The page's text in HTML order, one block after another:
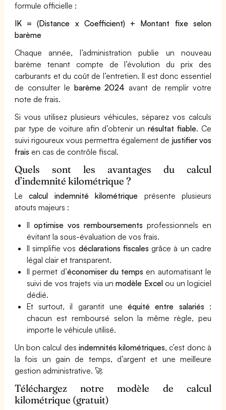
formule officielle :
IK = (Distance x Coefficient) + Montant fixe selon
barème
Chaque année, l’administration publie un nouveau
barème tenant compte de l’évolution du prix des
carburants et du coût de l’entretien. Il est donc essentiel
de consulter le barème 2024 avant de remplir votre
note de frais.
Si vous utilisez plusieurs véhicules, séparez vos calculs
par type de voiture afin d’obtenir unrésultat fiable. Ce
suivi rigoureux vous permettra également de justifier vos
frais en cas de contrôle fiscal.
Quels sont les avantages du calcul
d’indemnité kilométrique ?
Lecalcul indemnité kilométrique présente plusieurs
atouts majeurs :
Il optimise vos remboursements professionnels en
évitant la sous-évaluation de vos frais.
Il simplifie vos déclarations fiscales grâce à un cadre
légal clair et transparent.
Il permet d’économiser du temps en automatisant le
suivi de vos trajets via unmodèle Excelou un logiciel
dédié.
Et surtout, il garantit uneéquité entre salariés :
chacun est remboursé selon la même règle, peu
importe le véhicule utilisé.
Un bon calcul des indemnités kilométriques, c’est donc à
la fois un gain de temps, d’argent et une meilleure
gestion administrative. 🚀
Téléchargez notre modèle de calcul
kilométrique (gratuit)